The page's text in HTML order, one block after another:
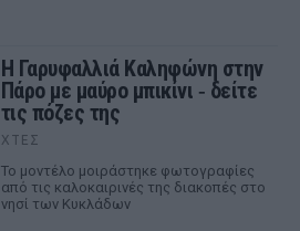
Η Γαρυφαλλιά Καληφώνη στην
Πάρο με μαύρο μπικίνι ‑ δείτε
τις πόζες της
ΧΤΕΣ
Το μοντέλο μοιράστηκε φωτογραφίες
από τις καλοκαιρινές της διακοπές στο
νησί των Κυκλάδων